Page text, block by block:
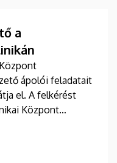
a
ápolói feladatait
el. A felkérést
Központ
és
Hivatalban.